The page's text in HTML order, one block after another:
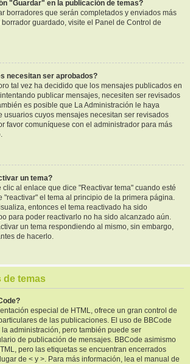
"Guardar" en la publicación de temas?
borradores que serán completados y enviados más
guardado, visite el Panel de Control de
necesitan ser aprobados?
tal vez ha decidido que los mensajes publicados en
publicar mensajes, necesiten ser revisados
es posible que La Administración le haya
usuarios cuyos mensajes necesitan ser revisados
favor comuníquese con el administrador para más
un tema?
al enlace que dice "Reactivar tema" cuando esté
"reactivar" el tema al principio de la primera página.
entonces el tema reactivado ha sido
para poder reactivarlo no ha sido alcanzado aún.
un tema respondiendo al mismo, sin embargo,
de hacerlo.
de temas
especial de HTML, ofrece un gran control de
de las publicaciones. El uso de BBCode
administración, pero también puede ser
de publicación de mensajes. BBCode asimismo
pero las etiquetas se encuentran encerrados
de < y >. Para más información, lea el manual de